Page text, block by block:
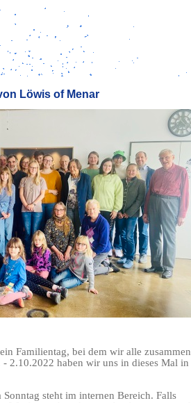
Löwis of Menar
Familientag, bei dem wir alle zusammen
2.10.2022 haben wir uns in dieses Mal in
steht im internen Bereich. Falls